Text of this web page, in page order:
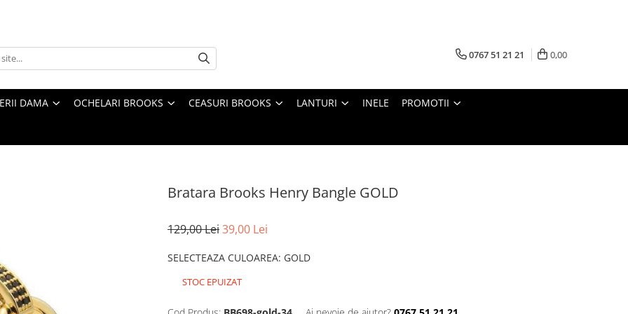
0767 51 21 21 0,00
DAMA OCHELARI BROOKS CEASURI BROOKS LANTURI INELE PROMOTII
Bratara Brooks Henry Bangle GOLD
129,00 Lei39,00 Lei
SELECTEAZA CULOAREA: GOLD
STOC EPUIZAT